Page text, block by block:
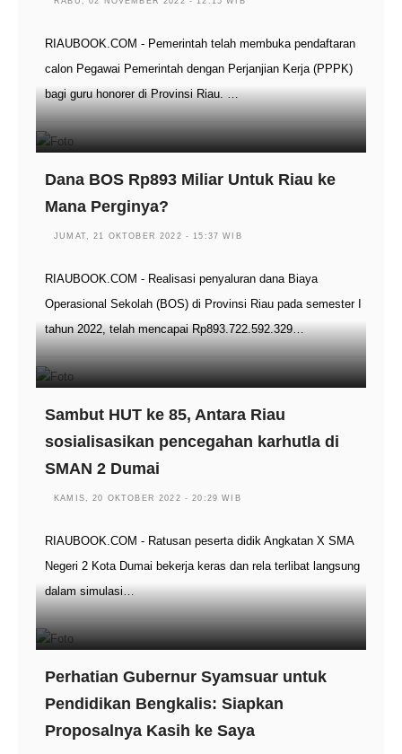
RIAUBOOK.COM - Pemerintah telah membuka pendaftaran
calon Pegawai Pemerintah dengan Perjanjian Kerja (PPPK)
bagi guru honorer di Provinsi Riau. …
Dana BOS Rp893 Miliar Untuk Riau ke
Mana Perginya?
JUMAT, 21 OKTOBER 2022 - 15:37 WIB
RIAUBOOK.COM - Realisasi penyaluran dana Biaya
Operasional Sekolah (BOS) di Provinsi Riau pada semester I
tahun 2022, telah mencapai Rp893.722.592.329…
Sambut HUT ke 85, Antara Riau
sosialisasikan pencegahan karhutla di
SMAN 2 Dumai
KAMIS, 20 OKTOBER 2022 - 20:29 WIB
RIAUBOOK.COM - Ratusan peserta didik Angkatan X SMA
Negeri 2 Kota Dumai bekerja keras dan rela terlibat langsung
dalam simulasi…
Perhatian Gubernur Syamsuar untuk
Pendidikan Bengkalis: Siapkan
Proposalnya Kasih ke Saya